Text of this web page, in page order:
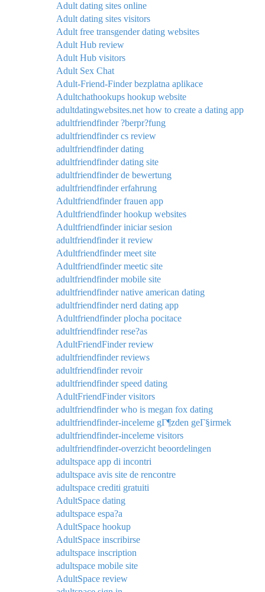
Adult dating sites online
Adult dating sites visitors
Adult free transgender dating websites
Adult Hub review
Adult Hub visitors
Adult Sex Chat
Adult-Friend-Finder bezplatna aplikace
Adultchathookups hookup website
adultdatingwebsites.net how to create a dating app
adultfriendfinder ?berpr?fung
adultfriendfinder cs review
adultfriendfinder dating
adultfriendfinder dating site
adultfriendfinder de bewertung
adultfriendfinder erfahrung
Adultfriendfinder frauen app
Adultfriendfinder hookup websites
Adultfriendfinder iniciar sesion
adultfriendfinder it review
Adultfriendfinder meet site
Adultfriendfinder meetic site
adultfriendfinder mobile site
adultfriendfinder native american dating
adultfriendfinder nerd dating app
Adultfriendfinder plocha pocitace
adultfriendfinder rese?as
AdultFriendFinder review
adultfriendfinder reviews
adultfriendfinder revoir
adultfriendfinder speed dating
AdultFriendFinder visitors
adultfriendfinder who is megan fox dating
adultfriendfinder-inceleme gГ¶zden geГ§irmek
adultfriendfinder-inceleme visitors
adultfriendfinder-overzicht beoordelingen
adultspace app di incontri
adultspace avis site de rencontre
adultspace crediti gratuiti
AdultSpace dating
adultspace espa?a
AdultSpace hookup
AdultSpace inscribirse
adultspace inscription
adultspace mobile site
AdultSpace review